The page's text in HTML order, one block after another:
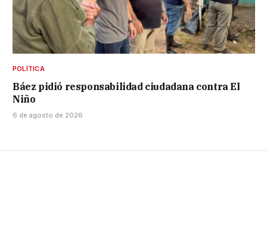
POLÍTICA
Báez pidió responsabilidad ciudadana contra El
Niño
6 de agosto de 2026